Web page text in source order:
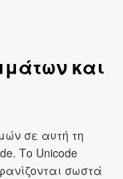
και
σε αυτή τη
Το Unicode
σωστά